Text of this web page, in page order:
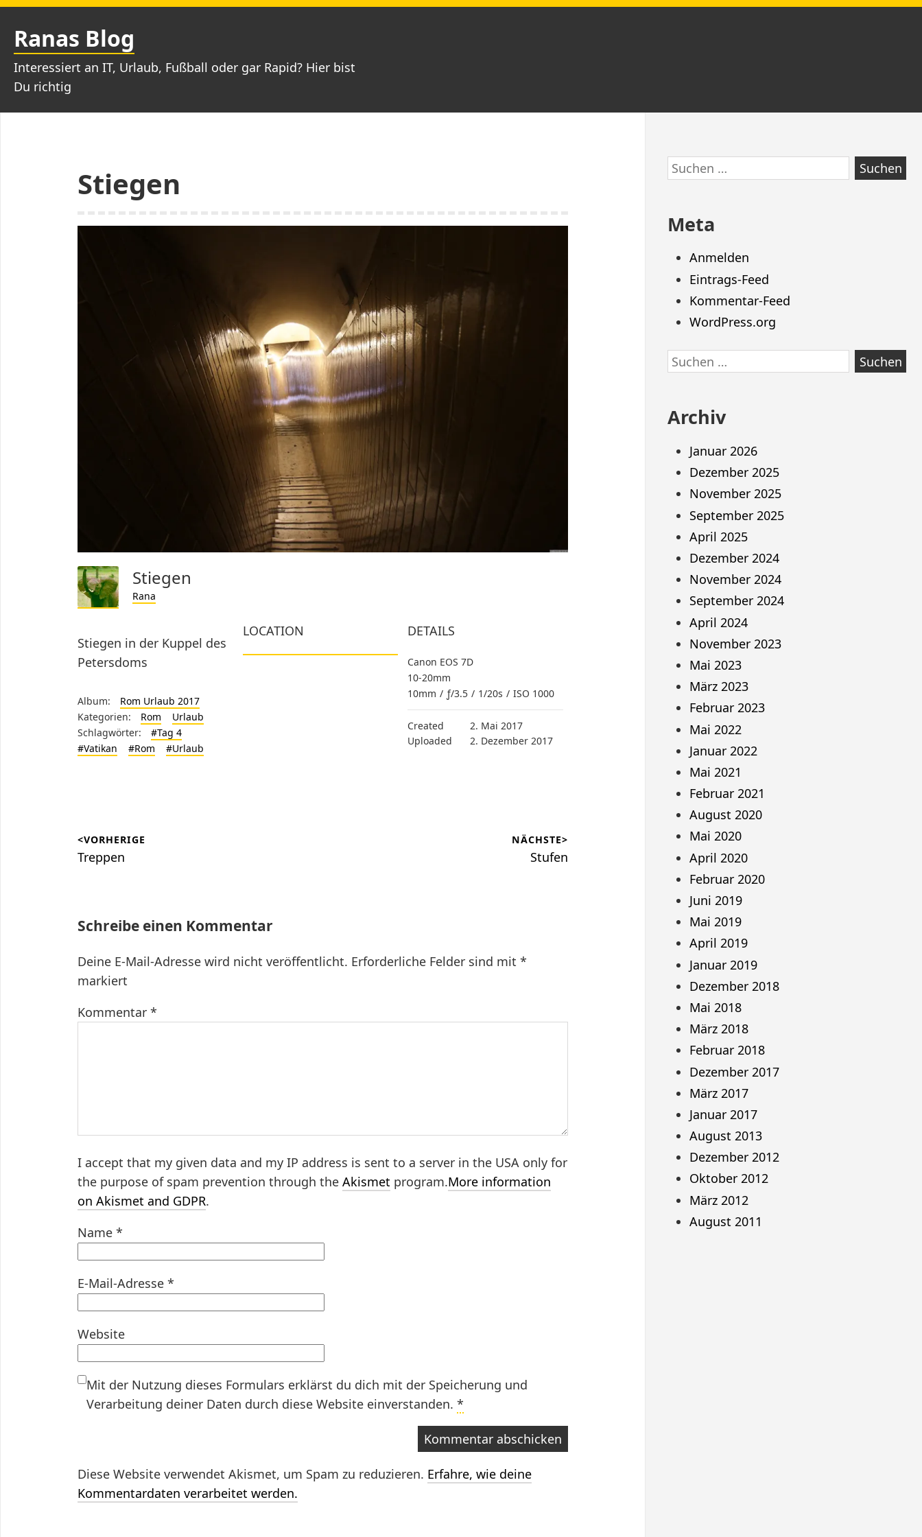
Zum
Inhalt
springen
Ranas Blog
Interessiert an IT, Urlaub, Fußball oder gar Rapid? Hier bist
Du richtig
Stiegen
Stiegen
Rana
Stiegen in der Kuppel des
Petersdoms
Album:
Rom Urlaub 2017
Kategorien:
Rom
Urlaub
Schlagwörter:
#Tag 4
#Vatikan
#Rom #Urlaub
LOCATION DETAILS
Canon EOS 7D
10-20mm
10mm / ƒ/3.5 / 1/20s / ISO 1000
Created
2. Mai 2017
Uploaded
2. Dezember 2017
<VORHERIGE
Vorheriger
Treppen
NÄCHSTE>
Nächster
Stufen
Schreibe einen Kommentar
Deine E-Mail-Adresse wird nicht veröffentlicht. Erforderliche Felder sind mit *
markiert
Kommentar *
I accept that my given data and my IP address is sent to a server in the USA only for
the purpose of spam prevention through the Akismet program.More information
on Akismet and GDPR.
Name *
E-Mail-Adresse *
Website
Mit der Nutzung dieses Formulars erklärst du dich mit der Speicherung und
Verarbeitung deiner Daten durch diese Website einverstanden. *
Diese Website verwendet Akismet, um Spam zu reduzieren. Erfahre, wie deine
Kommentardaten verarbeitet werden.
Zum
Footer
Suchen
nach:
Meta
Anmelden
Eintrags-Feed
Kommentar-Feed
WordPress.org
Suchen
nach:
Archiv
Januar 2026
Dezember 2025
November 2025
September 2025
April 2025
Dezember 2024
November 2024
September 2024
April 2024
November 2023
Mai 2023
März 2023
Februar 2023
Mai 2022
Januar 2022
Mai 2021
Februar 2021
August 2020
Mai 2020
April 2020
Februar 2020
Juni 2019
Mai 2019
April 2019
Januar 2019
Dezember 2018
Mai 2018
März 2018
Februar 2018
Dezember 2017
März 2017
Januar 2017
August 2013
Dezember 2012
Oktober 2012
März 2012
August 2011